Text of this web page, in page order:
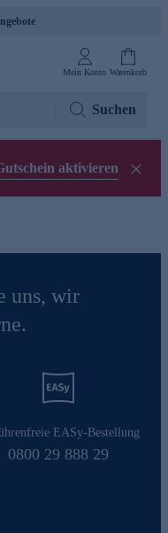
Mein Konto Warenkorb
Suchen
aktivieren
uns, wir
EASy-Bestellung
0800 29 888 29